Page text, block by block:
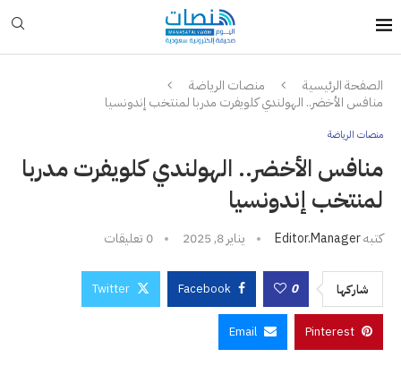
الصفحة الرئيسية
منصات الرياضة
منافس الأخضر.. الهولندي كلويفرت مدربا لمنتخب إندونسيا
منصات الرياضة
منافس الأخضر.. الهولندي كلويفرت مدربا
لمنتخب إندونسيا
كتبهEditor.manager يناير 8, 2025 0 تعليقات
شاركها 0
Facebook
Twitter
Pinterest
Email